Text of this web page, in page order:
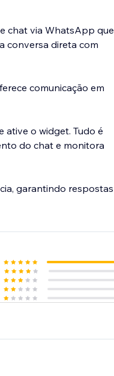
chat via WhatsApp que
conversa direta com
comunicação em
ative o widget. Tudo é
do chat e monitora
garantindo respostas